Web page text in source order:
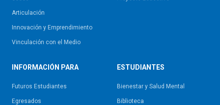
Articulación
Innovación y Emprendimiento
Vinculación con el Medio
INFORMACIÓN PARA
Futuros Estudiantes
Egresados
ESTUDIANTES
Bienestar y Salud Mental
Biblioteca